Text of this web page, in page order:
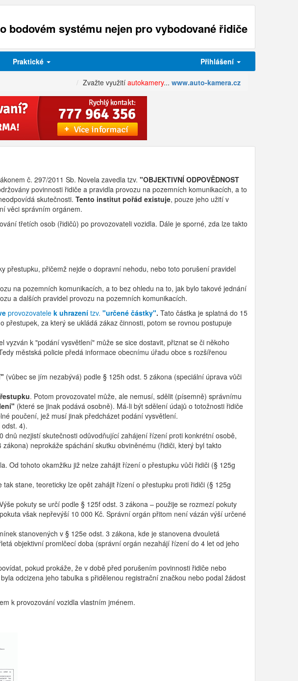
bodovém systému nejen pro vybodované řidiče
Praktické Přihlášení
Zvažte využití autokamery... www.auto-kamera.cz
č. 297/2011 Sb. Novela zavedla tzv. "OBJEKTIVNÍ ODPOVĚDNOST
povinnosti řidiče a pravidla provozu na pozemních komunikacích, a to
skutečnosti. Tento institut pořád existuje, pouze jeho užití v
věci správním orgánem.
třetích osob (řidičů) po provozovateli vozidla. Dále je sporné, zda lze takto
přestupku, přičemž nejde o dopravní nehodu, nebo toto porušení pravidel
na pozemních komunikacích, a to bez ohledu na to, jak bylo takové jednání
a dalších pravidel provozu na pozemních komunikacích.
provozovatele k uhrazení tzv. "určené částky". Tato částka je splatná do 15
za který se ukládá zákaz činnosti, potom se rovnou postupuje
k "podání vysvětlení" může se sice dostavit, přiznat se či někoho
městská policie předá informace obecnímu úřadu obce s rozšířenou
(vůbec se jím nezabývá) podle § 125h odst. 5 zákona (speciální úprava vůči
. Potom provozovatel může, ale nemusí, sdělit (písemně) správnímu
(které se jinak podává osobně). Má-li být sdělení údajů o totožnosti řidiče
poučení, jež musí jinak předcházet podání vysvětlení.
4).
nezjistí skutečnosti odůvodňující zahájení řízení proti konkrétní osobě,
neprokáže spáchání skutku obviněnému (řidiči, který byl takto
Od tohoto okamžiku již nelze zahájit řízení o přestupku vůči řidiči (§ 125g
stane, teoreticky lze opět zahájit řízení o přestupku proti řidiči (§ 125g
pokuty se určí podle § 125f odst. 3 zákona – použije se rozmezí pokuty
však nepřevýší 10 000 Kč. Správní orgán přitom není vázán výší určené
stanovených v § 125e odst. 3 zákona, kde je stanovena dvouletá
objektivní promlčecí doba (správní orgán nezahájí řízení do 4 let od jeho
pokud prokáže, že v době před porušením povinnosti řidiče nebo
odcizena jeho tabulka s přidělenou registrační značkou nebo podal žádost
k provozování vozidla vlastním jménem.